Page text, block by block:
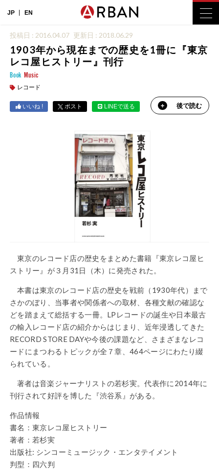
JP EN
投稿日 : 2016.04.07 更新日 : 2018.06.29
1903年から現在までの歴史を1冊に『東京
レコ屋ヒストリー』刊行
Book Music
レコード
いいね ! ポスト LINEで送る 後で読む
東京のレコード店の歴史をまとめた書籍『東京レコ屋ヒ
ストリー』が３月31日（木）に発売された。
本書は東京のレコード店の歴史を戦前（1930年代）まで
さかのぼり、当事者や関係者への取材、各種文献の確認な
どを踏まえて総括する一冊。LPレコードの誕生や日本最古
の輸入レコード店の紹介からはじまり、近年浸透してきた
RECORD STORE DAYや今後の課題など、さまざまなレコ
ードにまつわるトピックが全７章、464ページにわたり綴
られている。
著者は音楽ジャーナリストの若杉実。代表作に2014年に
刊行されて好評を博した『渋谷系』がある。
作品情報
書名：東京レコ屋ヒストリー
著者：若杉実
出版社: シンコーミュージック・エンタテイメント
判型：四六判